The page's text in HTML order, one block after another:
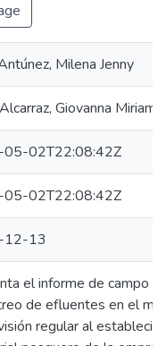
Milena Jenny
Giovanna Miriam
02T22:08:42Z
02T22:08:42Z
13
el informe de campo
de efluentes en el
regular al